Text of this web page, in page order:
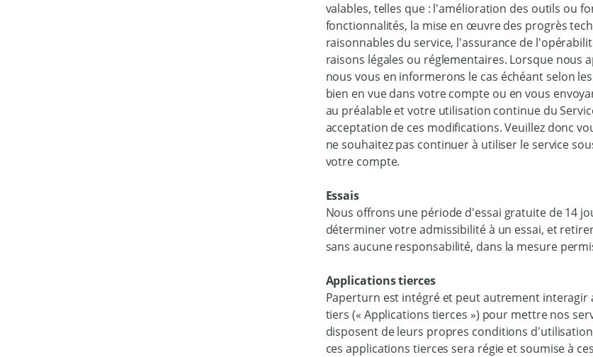
valables, telles que : l'amélioration des outils ou
fonctionnalités, la mise en œuvre des progrès
raisonnables du service, l'assurance de
raisons légales ou réglementaires. Lorsque
nous vous en informerons le cas échéant selon
bien en vue dans votre compte ou en vous
au préalable et votre utilisation continue du
acceptation de ces modifications. Veuillez donc
ne souhaitez pas continuer à utiliser le service
votre compte.
Essais
Nous offrons une période d'essai gratuite de 14
déterminer votre admissibilité à un essai, et
sans aucune responsabilité, dans la mesure
Applications tierces
Paperturn est intégré et peut autrement interagir
tiers (« Applications tierces ») pour mettre nos
disposent de leurs propres conditions
ces applications tierces sera régie et soumise à